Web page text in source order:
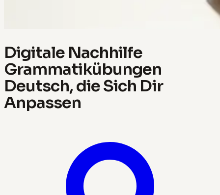
Digitale Nachhilfe
Grammatikübungen
Deutsch, die Sich Dir
Anpassen